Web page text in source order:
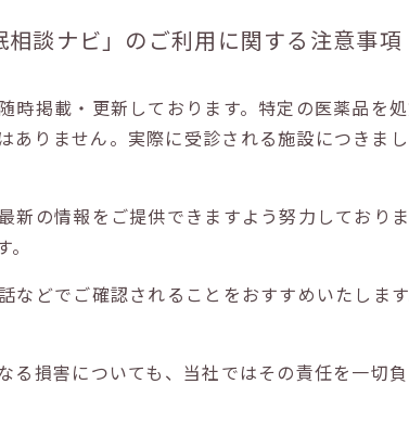
相談ナビ」の ご利用に関する注意事項
時掲載・更新しております。特定の医薬品を
ありません。実際に受診される施設につきま
新の情報をご提供できますよう努力しており
などでご確認されることをおすすめいたしま
る損害についても、当社ではその責任を一切